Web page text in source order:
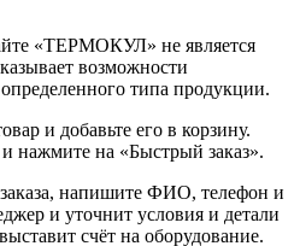
«ТЕРМОКУЛ» не является
возможности
типа продукции.
и добавьте его в корзину.
нажмите на «Быстрый заказ».
напишите ФИО, телефон и
и уточнит условия и детали
счёт на оборудование.